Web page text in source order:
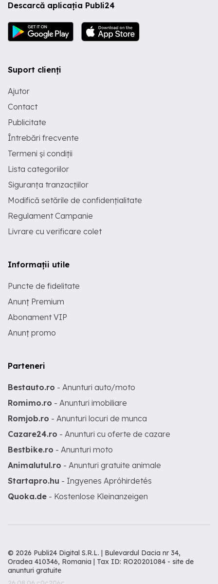
Descarcă aplicația Publi24
Suport clienți
Ajutor
Contact
Publicitate
Întrebări frecvente
Termeni și condiții
Lista categoriilor
Siguranța tranzacțiilor
Modifică setările de confidențialitate
Regulament Campanie
Livrare cu verificare colet
Informații utile
Puncte de fidelitate
Anunț Premium
Abonament VIP
Anunț promo
Parteneri
Bestauto.ro - Anunturi auto/moto
Romimo.ro - Anunturi imobiliare
Romjob.ro - Anunturi locuri de munca
Cazare24.ro - Anunturi cu oferte de cazare
Bestbike.ro - Anunturi moto
Animalutul.ro - Anunturi gratuite animale
Startapro.hu - Ingyenes Apróhirdetés
Quoka.de - Kostenlose Kleinanzeigen
© 2026 Publi24 Digital S.R.L. | Bulevardul Dacia nr 34,
Oradea 410346, Romania | Tax ID: RO20201084 - site de
anunturi gratuite